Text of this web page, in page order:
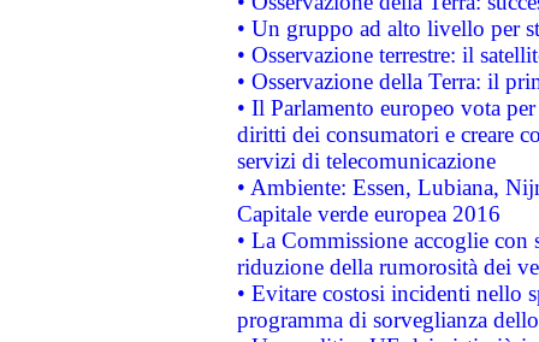
• Un gruppo ad alto livello per
• Osservazione terrestre: il
• Osservazione della Terra: il
• Il Parlamento europeo vota
diritti dei consumatori e creare
servizi di telecomunicazione
• Ambiente: Essen, Lubiana,
Capitale verde europea 2016
• La Commissione accoglie
riduzione della rumorosità dei
• Evitare costosi incidenti nello
programma di sorveglianza